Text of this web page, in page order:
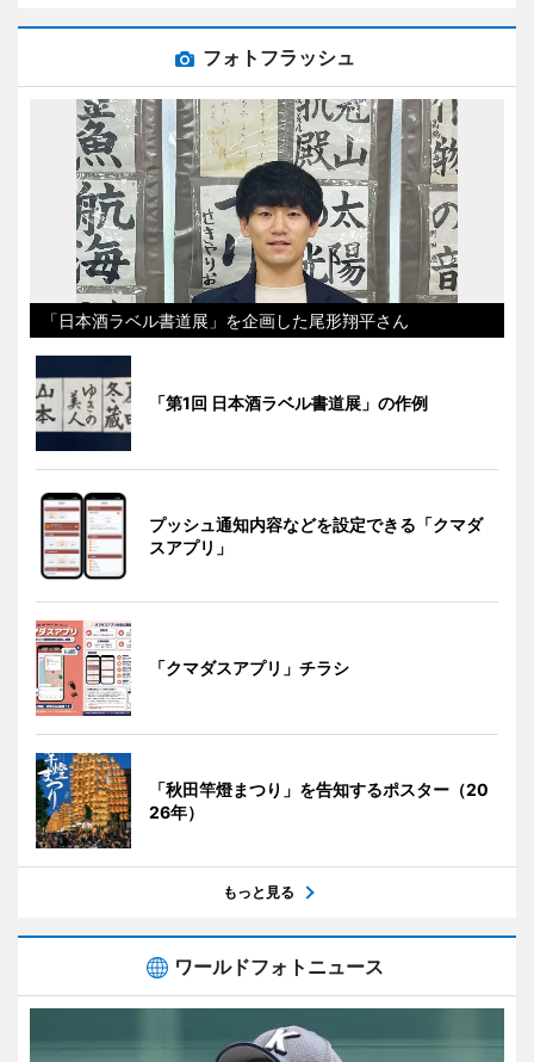
フォトフラッシュ
「日本酒ラベル書道展」を企画した尾形翔平さん
「第1回 日本酒ラベル書道展」の作例
プッシュ通知内容などを設定できる「クマダ
スアプリ」
「クマダスアプリ」チラシ
「秋田竿燈まつり」を告知するポスター（20
26年）
もっと見る
ワールドフォトニュース